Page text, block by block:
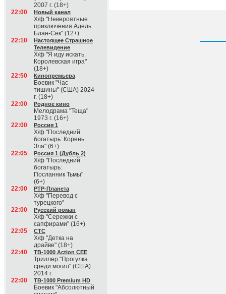
2007 г. (18+)
22:00
Новый канал
Х/ф "Невероятные
приключения Адель
Блан-Сек" (12+)
22:10
Настоящее Страшное
Телевидение
Х/ф "Я иду искать.
Королевская игра"
(18+)
22:50
Кинопремьера
Боевик "Час
тишины" (США) 2024
г. (18+)
22:00
Родное кино
Мелодрама "Теща"
1973 г. (16+)
22:00
Россия 1
Х/ф "Последний
богатырь: Корень
Зла" (6+)
22:05
Россия 1 (Дубль 2)
Х/ф "Последний
богатырь:
Посланник Тьмы"
(6+)
22:00
РТР-Планета
Х/ф "Перевод с
турецкого"
22:00
Русский роман
Х/ф "Сережки с
сапфирами" (16+)
22:05
СТС
Х/ф "Детка на
драйве" (18+)
22:40
ТВ-1000 Action CEE
Триллер "Прогулка
среди могил" (США)
2014 г.
22:00
ТВ-1000 Premium HD
Боевик "Абсолютный